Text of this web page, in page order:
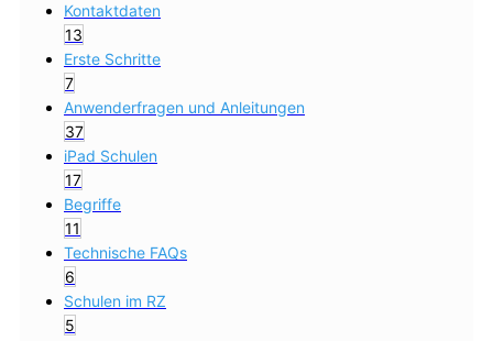
Kontaktdaten
13
Erste Schritte
7
Anwenderfragen und Anleitungen
37
iPad Schulen
17
Begriffe
11
Technische FAQs
6
Schulen im RZ
5